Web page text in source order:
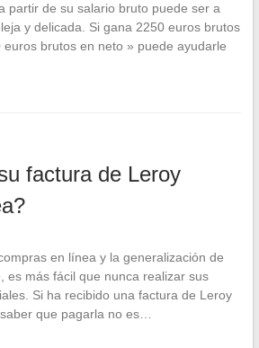
partir de su salario bruto puede ser a
y delicada. Si gana 2250 euros brutos
brutos en neto » puede ayudarle
factura de Leroy
en línea y la generalización de
es más fácil que nunca realizar sus
Si ha recibido una factura de Leroy
que pagarla no es…